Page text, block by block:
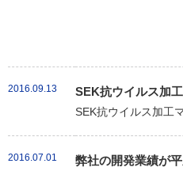
2016.09.13 SEK抗ウイルス加
SEK抗ウイルス加工
2016.07.01 弊社の開発業績が